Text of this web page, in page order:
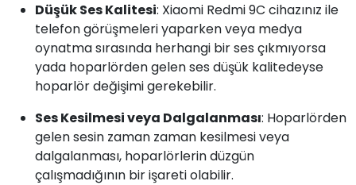
Düşük Ses Kalitesi: Xiaomi Redmi 9C cihazınız ile
telefon görüşmeleri yaparken veya medya
oynatma sırasında herhangi bir ses çıkmıyorsa
yada hoparlörden gelen ses düşük kalitedeyse
hoparlör değişimi gerekebilir.
Ses Kesilmesi veya Dalgalanması: Hoparlörden
gelen sesin zaman zaman kesilmesi veya
dalgalanması, hoparlörlerin düzgün
çalışmadığının bir işareti olabilir.